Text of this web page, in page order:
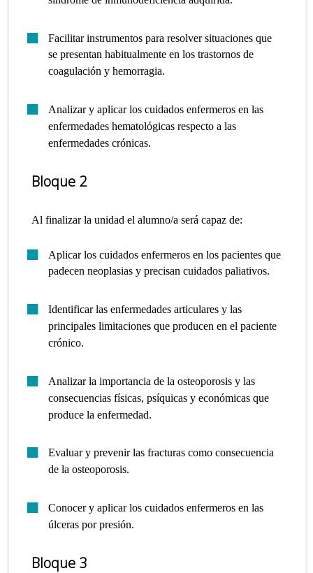
Facilitar instrumentos para resolver situaciones que
se presentan habitualmente en los trastornos de
coagulación y hemorragia.
Analizar y aplicar los cuidados enfermeros en las
enfermedades hematológicas respecto a las
enfermedades crónicas.
Bloque 2
Al finalizar la unidad el alumno/a será capaz de:
Aplicar los cuidados enfermeros en los pacientes que
padecen neoplasias y precisan cuidados paliativos.
Identificar las enfermedades articulares y las
principales limitaciones que producen en el paciente
crónico.
Analizar la importancia de la osteoporosis y las
consecuencias físicas, psíquicas y económicas que
produce la enfermedad.
Evaluar y prevenir las fracturas como consecuencia
de la osteoporosis.
Conocer y aplicar los cuidados enfermeros en las
úlceras por presión.
Bloque 3